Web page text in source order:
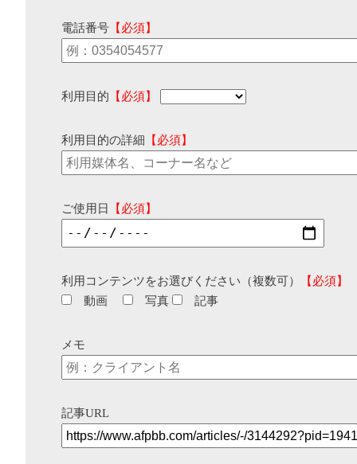
電話番号 【必須】
利用目的 【必須】
利用目的の詳細 【必須】
ご使用日 【必須】
利用コンテンツをお選びください（複数可）
【必須】
動画
写真 記事
メモ
記事URL